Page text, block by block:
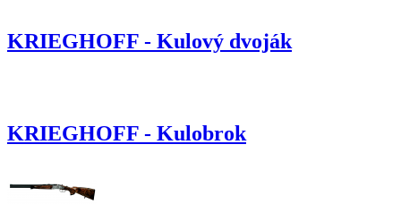
KRIEGHOFF - Kulový dvoják
KRIEGHOFF - Kulobrok